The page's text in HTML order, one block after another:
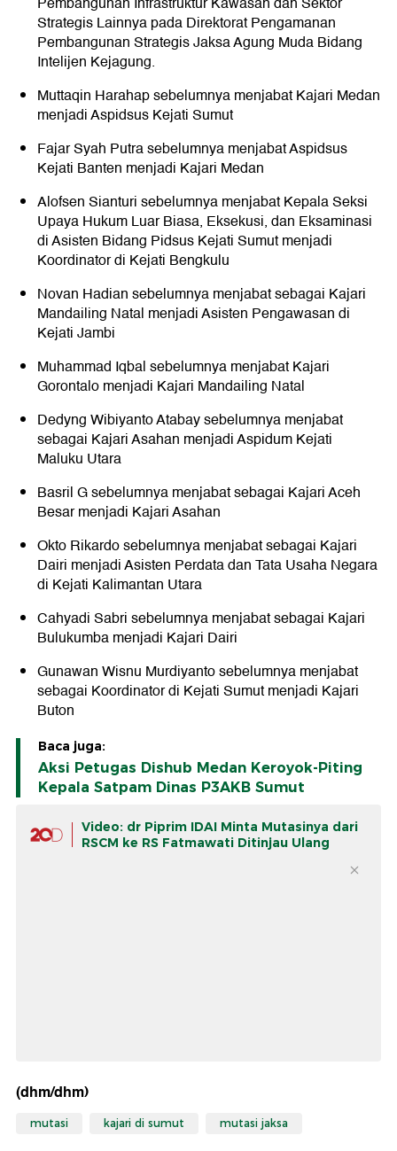
Strategis Lainnya pada Direktorat Pengamanan
Pembangunan Strategis Jaksa Agung Muda Bidang
Intelijen Kejagung.
Muttaqin Harahap sebelumnya menjabat Kajari Medan
menjadi Aspidsus Kejati Sumut
Fajar Syah Putra sebelumnya menjabat Aspidsus
Kejati Banten menjadi Kajari Medan
Alofsen Sianturi sebelumnya menjabat Kepala Seksi
Upaya Hukum Luar Biasa, Eksekusi, dan Eksaminasi
di Asisten Bidang Pidsus Kejati Sumut menjadi
Koordinator di Kejati Bengkulu
Novan Hadian sebelumnya menjabat sebagai Kajari
Mandailing Natal menjadi Asisten Pengawasan di
Kejati Jambi
Muhammad Iqbal sebelumnya menjabat Kajari
Gorontalo menjadi Kajari Mandailing Natal
Dedyng Wibiyanto Atabay sebelumnya menjabat
sebagai Kajari Asahan menjadi Aspidum Kejati
Maluku Utara
Basril G sebelumnya menjabat sebagai Kajari Aceh
Besar menjadi Kajari Asahan
Okto Rikardo sebelumnya menjabat sebagai Kajari
Dairi menjadi Asisten Perdata dan Tata Usaha Negara
di Kejati Kalimantan Utara
Cahyadi Sabri sebelumnya menjabat sebagai Kajari
Bulukumba menjadi Kajari Dairi
Gunawan Wisnu Murdiyanto sebelumnya menjabat
sebagai Koordinator di Kejati Sumut menjadi Kajari
Buton
Baca juga:
Aksi Petugas Dishub Medan Keroyok-Piting
Kepala Satpam Dinas P3AKB Sumut
Video: dr Piprim IDAI Minta Mutasinya dari
RSCM ke RS Fatmawati Ditinjau Ulang
(dhm/dhm)
mutasi kajari di sumut mutasi jaksa